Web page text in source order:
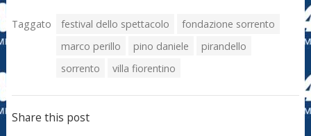
Taggato festival dello spettacolo
fondazione sorrento
marco perillo
pino daniele
pirandello
sorrento
villa fiorentino
Share this post